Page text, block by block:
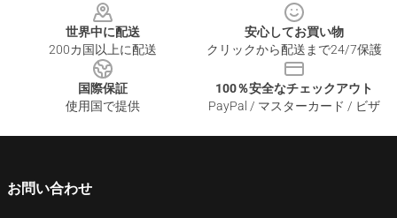
世界中に配送
200カ国以上に配送
安心してお買い物
クリックから配送まで24/7保護
国際保証
使用国で提供
100％安全なチェックアウト
PayPal / マスターカード / ビザ
お問い合わせ